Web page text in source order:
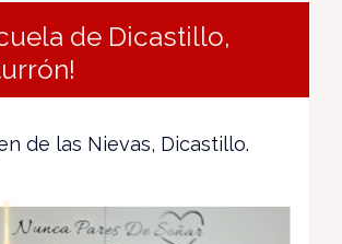
de Dicastillo,
de las Nievas, Dicastillo.